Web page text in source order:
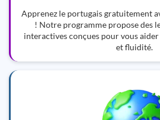
Apprenez le portugais gratuitement
! Notre programme propose des
interactives conçues pour vous
et fluidité.